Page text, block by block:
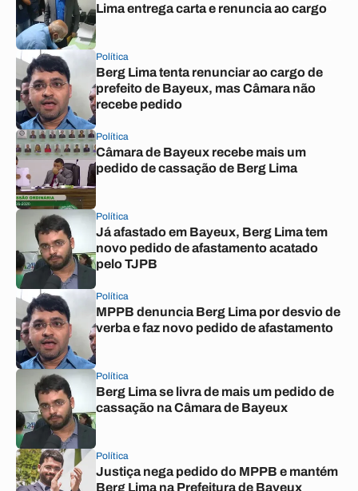
Lima entrega carta e renuncia ao cargo
Política
Berg Lima tenta renunciar ao cargo de
prefeito de Bayeux, mas Câmara não
recebe pedido
Política
Câmara de Bayeux recebe mais um
pedido de cassação de Berg Lima
Política
Já afastado em Bayeux, Berg Lima tem
novo pedido de afastamento acatado
pelo TJPB
Política
MPPB denuncia Berg Lima por desvio de
verba e faz novo pedido de afastamento
Política
Berg Lima se livra de mais um pedido de
cassação na Câmara de Bayeux
Política
Justiça nega pedido do MPPB e mantém
Berg Lima na Prefeitura de Bayeux